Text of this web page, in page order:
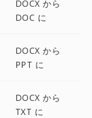
DOCX から
DOC に
DOCX から
PPT に
DOCX から
TXT に